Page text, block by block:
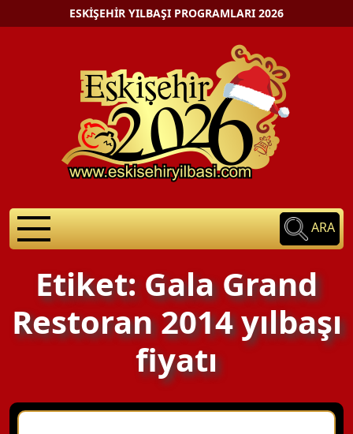
ESKIŞEHIR YILBAŞI PROGRAMLARI 2026
ARA
Etiket: Gala Grand
Restoran 2014 yılbaşı
fiyatı